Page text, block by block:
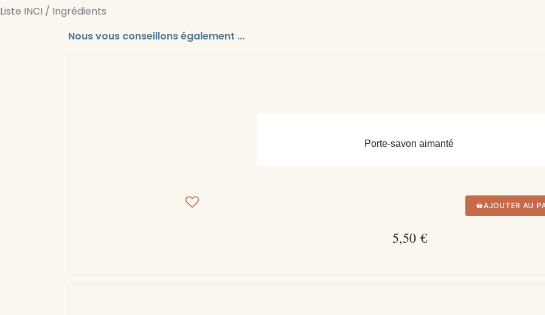
Sodium Cocoate, Sodium Rapeseedate, Aqua, Argania Spinosa Kernel Oil, Prunus Amygdalus Dulcis Oil, Lac Powder, Glycerin, Parfum,
Liste INCI / Ingrédients
Sodium Cocoate, Sodium Rapeseedate, Aqua, Argania Spinosa Kernel Oil, Prunus Amygdalus Dulcis Oil, Lac Powder, Glycerin, Parfum,
Sodium Chloride, Sodium Citrate, Tetrasodium Glutamate Diacetate, Linalyl Acetate, Benzyl Alcohol, Linalool, Coumarin, Alpha-Isomethyl
Nous vous conseillons également ...
Porte-savon aimanté
AJOUTER AU
5,50 €